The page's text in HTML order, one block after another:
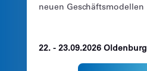
neuen Geschäftsmodellen
22. - 23.09.2026 Oldenburg